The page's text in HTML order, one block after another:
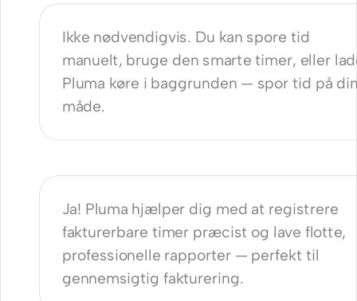
Ikke nødvendigvis. Du kan spore tid
manuelt, bruge den smarte timer, eller
Pluma køre i baggrunden — spor tid på
måde.
bruge Connie til at styre alle mine
Ja! Pluma hjælper dig med at registrere
fakturerbare timer præcist og lave flotte,
professionelle rapporter — perfekt til
gennemsigtig fakturering.